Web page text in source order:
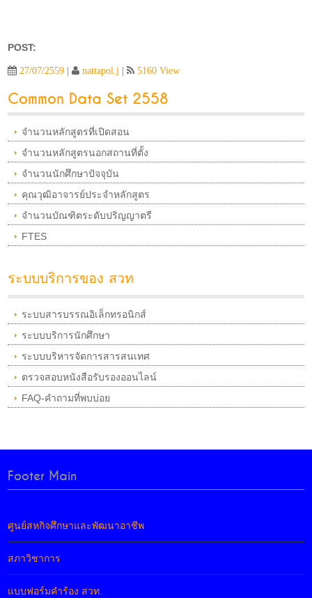
POST:
27/07/2559 | nattapol.j | 5160 View
Common Data Set 2558
จำนวนหลักสูตรที่เปิดสอน
จำนวนหลักสูตรนอกสถานที่ตั้ง
จำนวนนักศึกษาปัจจุบัน
คุณวุฒิอาจารย์ประจำหลักสูตร
จำนวนบัณฑิตระดับปริญญาตรี
FTES
ระบบบริการของ สวท
ระบบสารบรรณอิเล็กทรอนิกส์
ระบบบริการนักศึกษา
ระบบบริหารจัดการสารสนเทศ
ตรวจสอบหนังสือรับรองออนไลน์
FAQ-คำถามที่พบบ่อย
Footer Main
ศูนย์สหกิจศึกษาและพัฒนาอาชีพ
สภาวิชาการ
แบบฟอร์มคำร้อง สวท.